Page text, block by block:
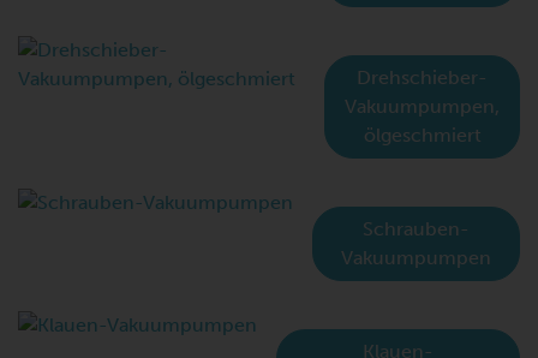
Drehschieber-
Vakuumpumpen,
ölgeschmiert
Schrauben-
Vakuumpumpen
Klauen-